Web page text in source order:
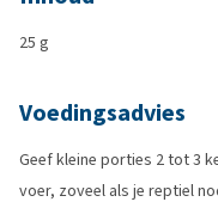
25 g
Voedingsadvies
Geef kleine porties 2 tot 3
voer, zoveel als je reptiel